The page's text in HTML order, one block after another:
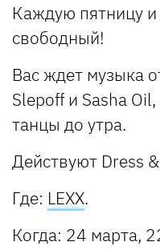
Каждую пятницу
свободный!
Вас ждет музыка
Slepoff и Sasha
танцы до утра.
Действуют Dress
Где: LEXX.
Когда: 24 марта,